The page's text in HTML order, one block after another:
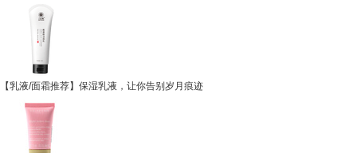
【乳液/面霜推荐】保湿乳液，让你告别岁月痕迹